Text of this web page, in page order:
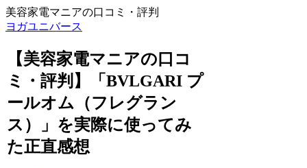
美容家電マニアの口コミ・評判
ヨガユニバース
【美容家電マニアの口コ
ミ・評判】「BVLGARI プ
ールオム（フレグラン
ス）」を実際に使ってみ
た正直感想